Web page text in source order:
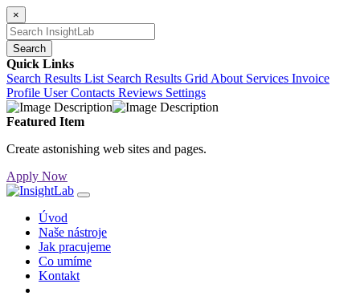
×
Search
Quick Links
Search Results List Search Results Grid About Services Invoice
Profile User Contacts Reviews Settings
Featured Item
Create astonishing web sites and pages.
Apply Now
Úvod
Naše nástroje
Jak pracujeme
Co umíme
Kontakt